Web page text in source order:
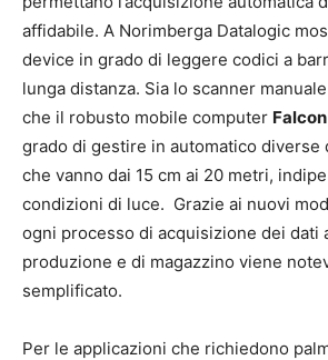
affidabile. A Norimberga Datalogic
device in grado di leggere codici a
lunga distanza. Sia lo scanner manuale
che il robusto mobile computer
grado di gestire in automatico diverse
che vanno dai 15 cm ai 20 metri,
condizioni di luce. Grazie ai nuovi
ogni processo di acquisizione dei dati
produzione e di magazzino viene
semplificato.
Per le applicazioni che richiedono